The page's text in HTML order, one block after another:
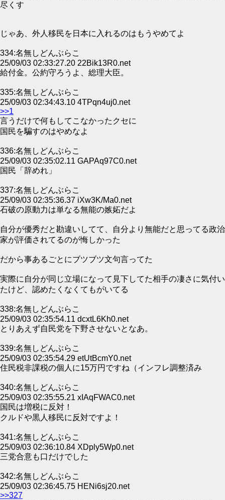
尽くす
じゃあ、外人移民を日本に入れるのはもうやめてよ
334:名無しどんぶらこ
25/09/03 02:33:27.20 22Bik13R0.net
給付金。公約守ろうよ、総理大臣。
335:名無しどんぶらこ
25/09/03 02:34:43.10 4TPqn4uj0.net
>>1
言うだけで何もしてこなかったクセに
国民を騙すのはやめなよ
336:名無しどんぶらこ
25/09/03 02:35:02.11 GAPAq97C0.net
国民「辞めれ」
337:名無しどんぶらこ
25/09/03 02:35:36.37 iXw3K/Ma0.net
石破の原動力は単なる無能の嫉妬だよ
自分が優秀だと勘違いしてて、自分より無能だと思ってる政治
家が評価されてるのが悔しかった
だから事あるごとにブツブツ文句言ってた
実際に自分が同じ立場になって見下してた相手の凄さに気付い
たけど、認めたくなくてもがいてる
338:名無しどんぶらこ
25/09/03 02:35:54.11 dcxtL6Kh0.net
とりあえず自民党を下野させないとなあ。
339:名無しどんぶらこ
25/09/03 02:35:54.29 etUtBcmY0.net
住民税非課税の個人に15万円ですね（インフレ調整済み
340:名無しどんぶらこ
25/09/03 02:35:55.21 xIAqFWAC0.net
国民は増税に反対！
クルドや黒人移民に反対ですよ！
341:名無しどんぶらこ
25/09/03 02:36:10.84 XDply5Wp0.net
三党合意も口だけでした
342:名無しどんぶらこ
25/09/03 02:36:45.75 HENi6sj20.net
>>327